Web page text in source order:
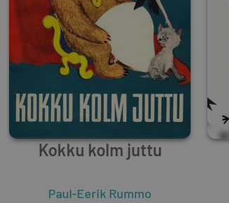
Kokku kolm juttu
Paul-Eerik Rummo